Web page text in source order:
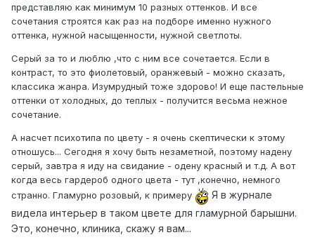
представляю как минимум 10 разных оттенков. И все
сочетания строятся как раз на подборе именно нужного
оттенка, нужной насыщенности, нужной светлоты.
Серый за то и люблю ,что с ним все сочетается. Если в
контраст, то это фиолетовый, оранжевый - можно сказать,
классика жанра. Изумрудный тоже здорово! И еще пастельные
оттенки от холодных, до теплых - получится весьма нежное
сочетание.
А насчет психотипа по цвету - я очень скептически к этому
отношусь... Сегодня я хочу быть незаметной, поэтому надену
серый, завтра я иду на свидание - одену красный и т.д. А вот
когда весь гардероб одного цвета - тут ,конечно, немного
странно. Гламурно розовый, к примеру
Я в журнале
видела интерьер в таком цвете для гламурной барышни.
Это, конечно, клиника, скажу я вам...